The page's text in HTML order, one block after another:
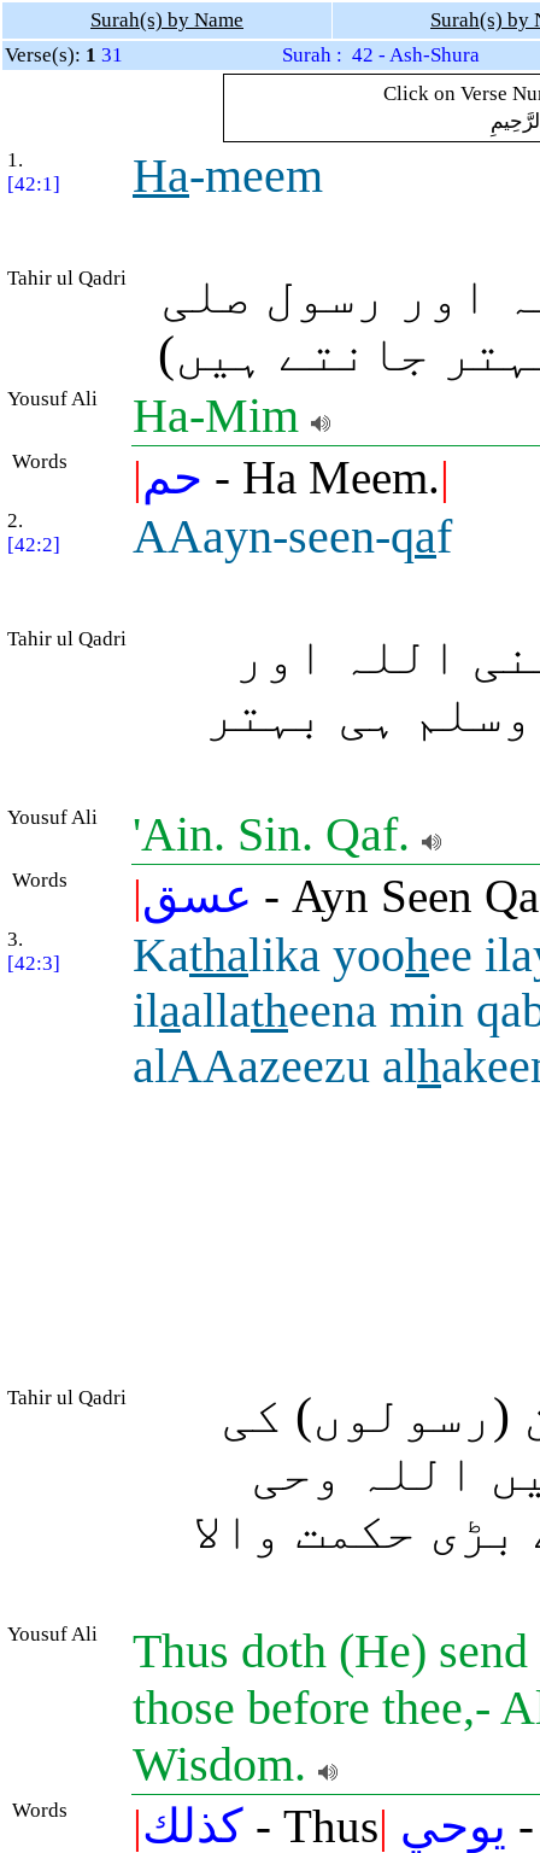
Surah(s) by Name
Surah(s) by
Verse(s): 1 31
Surah : 42 - Ash-Shura
Click on Verse
1.
[42:1]
Ha-meem
Tahir ul Qadri
اور رسول صلی
جانتے ہیں)
Yousuf Ali Ha-Mim
Words |حم - Ha Meem.|
2.
[42:2]
AAayn-seen-qaf
Tahir ul Qadri
اللہ اور
ہی بہتر
Yousuf Ali 'Ain. Sin. Qaf.
Words |عسق - Ayn Seen
3.
[42:3]
Kathalika yoohee
ilaallatheena min
alAAazeezu alh
Tahir ul Qadri
(رسولوں) کی
اللہ وحی
حکمت والا
Yousuf Ali
Thus doth (He)
those before thee,-
Wisdom.
Words |كذلك - Thus| يوحي